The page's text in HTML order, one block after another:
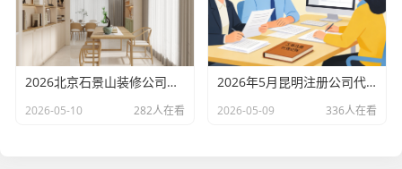
2026北京石景山装修公司口碑排行：老房改造二手房翻新优选评测
2026-05-10 282人在看
2026年5月昆明注册公司代办机构口碑排行，十大财税代理记账机构优选指南
2026-05-09 336人在看